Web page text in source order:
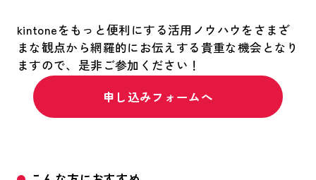
kintoneをもっと便利にする活用ノウハウをさまざ
まな観点から網羅的にお伝えする貴重な機会となり
ますので、是非ご参加ください！
申し込みフォームへ